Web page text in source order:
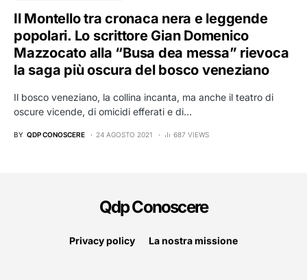
Il Montello tra cronaca nera e leggende
popolari. Lo scrittore Gian Domenico
Mazzocato alla “Busa dea messa” rievoca
la saga più oscura del bosco veneziano
Il bosco veneziano, la collina incanta, ma anche il teatro di
oscure vicende, di omicidi efferati e di…
BY QDP CONOSCERE 24 AGOSTO 2021 687 VIEWS
Qdp Conoscere
Privacy policy La nostra missione